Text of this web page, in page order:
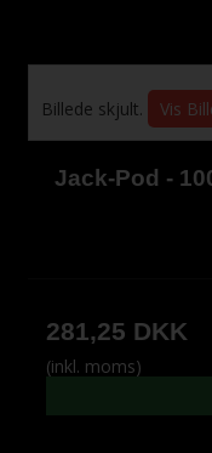
Billede skjult. Vis
Jack-Pod -
281,25 DKK
(inkl. moms)